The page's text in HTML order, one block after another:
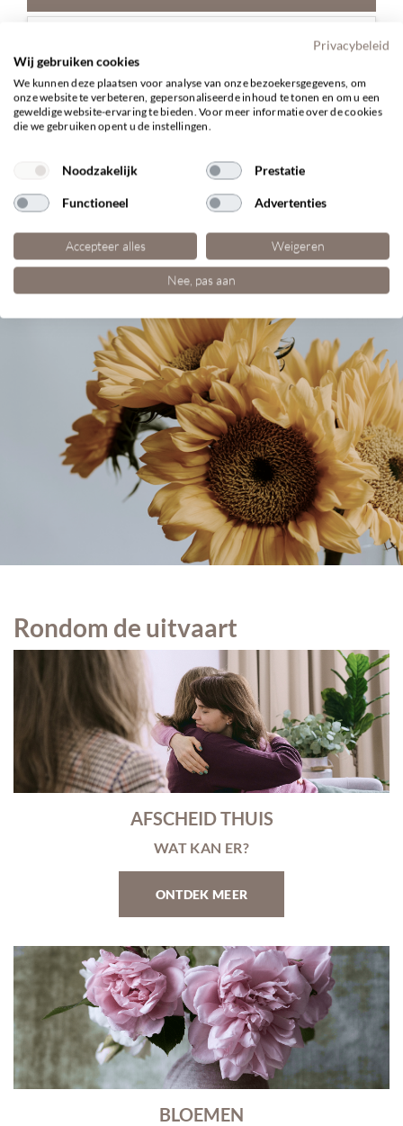
Kan de afscheidsceremonie zowel persoonlijk
als traditioneel zijn?
Kunnen naasten actief bijdragen aan de
plechtigheid?
Rondom de uitvaart
AFSCHEID THUIS
WAT KAN ER?
ONTDEK MEER
BLOEMEN
Privacybeleid
Wij gebruiken cookies
We kunnen deze plaatsen voor analyse van onze bezoekersgegevens, om
onze website te verbeteren, gepersonaliseerde inhoud te tonen en om u een
geweldige website-ervaring te bieden. Voor meer informatie over de cookies
die we gebruiken opent u de instellingen.
Noodzakelijk Prestatie
Functioneel Advertenties
Accepteer alles Weigeren
Nee, pas aan